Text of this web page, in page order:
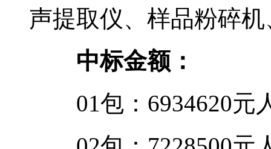
声提取仪、样品粉碎
中标金额：
01包：6934620元